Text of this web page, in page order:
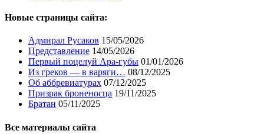
Новые страницы сайта:
Адмирал Русаков 15/05/2026
Представление 14/05/2026
Первый поцелуй Ара-губы 01/01/2026
Из греков — в варяги… 08/12/2025
Об аббревиатурах 07/12/2025
Призрак броненосца 19/11/2025
Братан 05/11/2025
Все материалы сайта